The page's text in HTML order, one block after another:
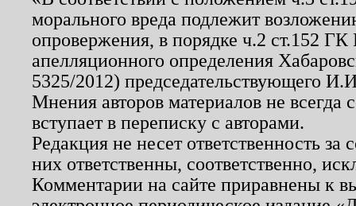
морального вреда подлежит
опровержения, в порядке ч.2 ст.152
апелляционного определения
5325/2012) председательствующего
Мнения авторов материалов не
вступает в переписку с авторами.
Редакция не несет ответственность
них ответственны, соответственно,
Комментарии на сайте приравнены к